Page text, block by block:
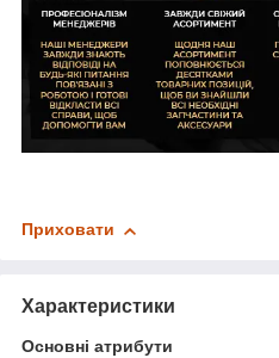
Приховати
Характеристики
Основні атрибути